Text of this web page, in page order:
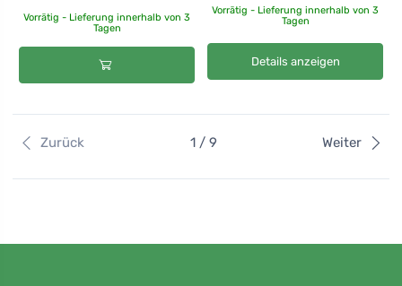
Vorrätig - Lieferung innerhalb von 3
Tagen
Vorrätig - Lieferung innerhalb von 3
Tagen
Details anzeigen
Zurück 1 / 9 Weiter